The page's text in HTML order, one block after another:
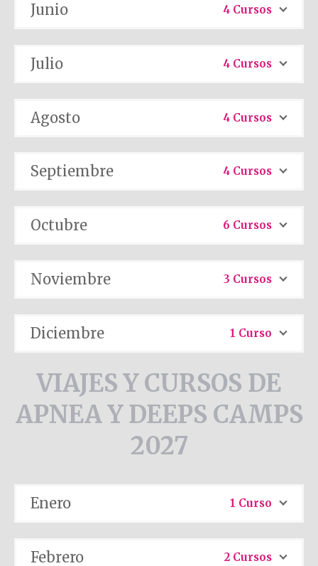
Junio 4 Cursos
Julio 4 Cursos
Agosto 4 Cursos
Septiembre 4 Cursos
Octubre 6 Cursos
Noviembre 3 Cursos
Diciembre 1 Curso
VIAJES Y CURSOS DE
APNEA Y DEEPS CAMPS
2027
Enero 1 Curso
Febrero 2 Cursos